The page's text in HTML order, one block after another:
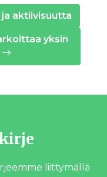
aktiivisuutta
yksin
liittymällä